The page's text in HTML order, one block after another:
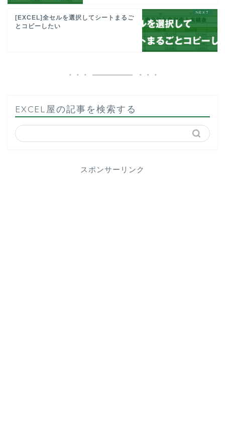
[EXCEL]全セルを選択してシートまるご
とコピーしたい
EXCEL屋の記事を検索する
スポンサーリンク